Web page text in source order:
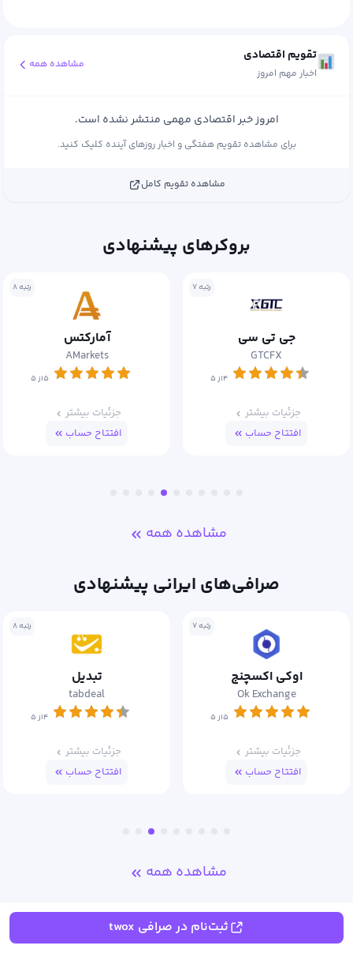
تقویم اقتصادی
اخبار مهم امروز
مشاهده همه
امروز خبر اقتصادی مهمی منتشر نشده است.
برای مشاهده تقویم هفتگی و اخبار روزهای آینده کلیک کنید.
مشاهده تقویم کامل
بروکرهای پیشنهادی
رتبه ۸
آمارکتس
AMarkets
۵از ۵
جزئیات بیشتر
افتتاح حساب
رتبه ۹
اوربکس
Orbex
۵از ۵
جزئیات بیشتر
افتتاح حساب
مشاهده همه
صرافی‌های ایرانی پیشنهادی
رتبه ۸
تبدیل
tabdeal
۴از ۵
جزئیات بیشتر
افتتاح حساب
رتبه ۱۰
سرمایکس
Sarmayex
۴از ۵
جزئیات بیشتر
افتتاح حساب
مشاهده همه
ثبت نظر
ثبت‌نام در صرافی twox